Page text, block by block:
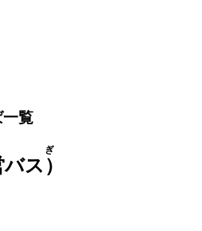
一覧
ス）
ぎ